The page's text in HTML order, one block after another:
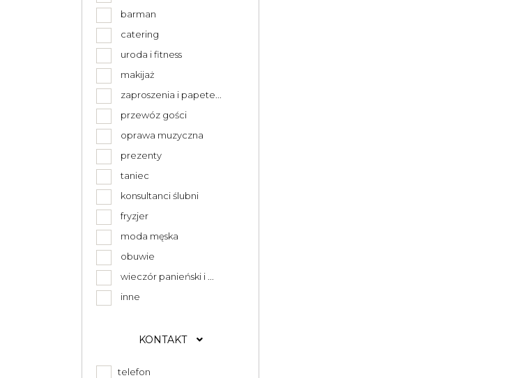
barman
catering
uroda i fitness
makijaż
zaproszenia i papete...
przewóz gości
oprawa muzyczna
prezenty
taniec
konsultanci ślubni
fryzjer
moda męska
obuwie
wieczór panieński i ...
inne
KONTAKT
telefon